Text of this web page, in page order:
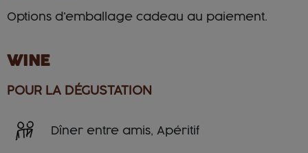
Options d'emballage cadeau au paiement.
WINE
POUR LA DÉGUSTATION
Dîner entre amis, Apéritif